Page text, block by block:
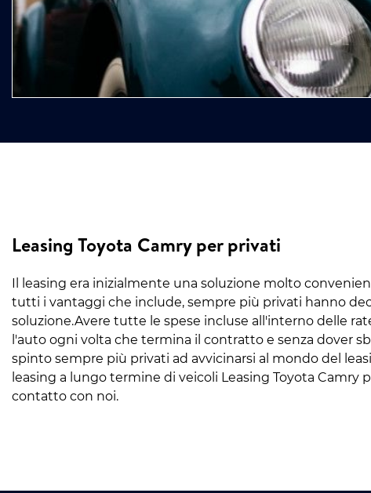
Leasing Toyota Camry per privati
Il leasing era inizialmente una soluzione molto
tutti i vantaggi che include, sempre più privati hanno
soluzione.Avere tutte le spese incluse all'interno delle
l'auto ogni volta che termina il contratto e senza dover
spinto sempre più privati ad avvicinarsi al mondo del
leasing a lungo termine di veicoli Leasing Toyota
contatto con noi.